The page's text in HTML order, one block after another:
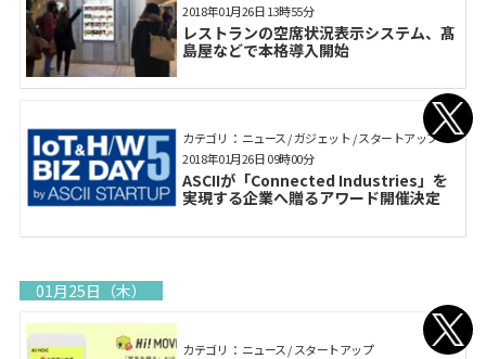
レストランの空席状況表示システム、髙
島屋などで本格導入開始
2018年01月26日 13時55分
カテゴリ： ニュース / ガジェット / スタートアップ
ASCIIが「Connected Industries」を
実現する企業へ贈るアワード開催決定
2018年01月26日 09時00分
01月25日（木）
カテゴリ： ニュース / スタートアップ